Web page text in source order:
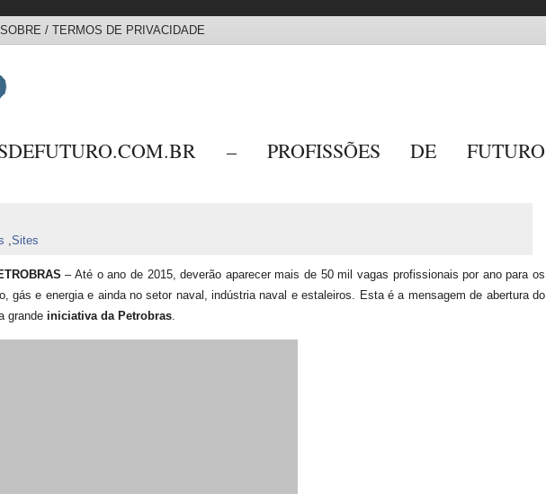
SOBRE / TERMOS DE PRIVACIDADE
– PROFISSÕES DE FUTURO
,Sites
– Até o ano de 2015, deverão aparecer mais de 50 mil vagas profissionais por ano para os
gás e energia e ainda no setor naval, indústria naval e estaleiros. Esta é a mensagem de abertura do
grande iniciativa da Petrobras.